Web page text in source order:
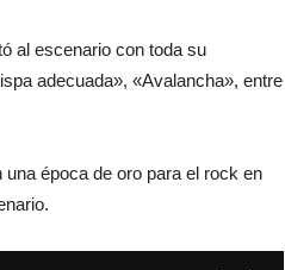
al escenario con toda su
adecuada», «Avalancha», entre
época de oro para el rock en